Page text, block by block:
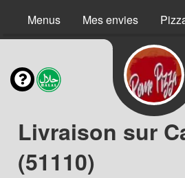
Menus Mes envies
Livraison sur
(51110)